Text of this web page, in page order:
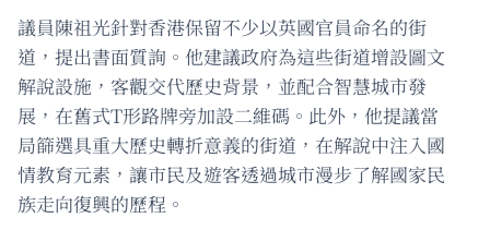
議員陳祖光針對香港保留不少以英國官員命名的街
道，提出書面質詢。他建議政府為這些街道增設圖文
解說設施，客觀交代歷史背景，並配合智慧城市發
展，在舊式T形路牌旁加設二維碼。此外，他提議當
局篩選具重大歷史轉折意義的街道，在解說中注入國
情教育元素，讓市民及遊客透過城市漫步了解國家民
族走向復興的歷程。